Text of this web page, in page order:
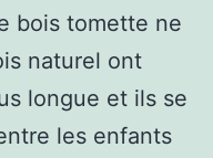
bois tomette ne
naturel ont
longue et ils se
les enfants